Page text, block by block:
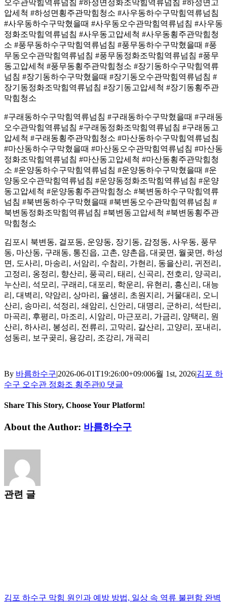
오수관막힘역류넘침 #하성면정화조막힘역류넘침 #하성면고
압세척 #하성면횡주관막힘청소 #사우동하수구막힘역류넘침
#사우동하수구막혔을때 #사우동오수관막힘역류넘침 #사우동
정화조막힘역류넘침 #사우동고압세척 #사우동횡주관막힘청
소 #풍무동하수구막힘역류넘침 #풍무동하수구막혔을때 #풍
무동오수관막힘역류넘침 #풍무동정화조막힘역류넘침 #풍무
동고압세척 #풍무동횡주관막힘청소 #장기동하수구막힘역류
넘침 #장기동하수구막혔을때 #장기동오수관막힘역류넘침 #
장기동정화조막힘역류넘침 #장기동고압세척 #장기동횡주관
막힘청소
#구래동하수구막힘역류넘침 #구래동하수구막혔을때 #구래동
오수관막힘역류넘침 #구래동정화조막힘역류넘침 #구래동고
압세척 #구래동횡주관막힘청소 #마산동하수구막힘역류넘침
#마산동하수구막혔을때 #마산동오수관막힘역류넘침 #마산동
정화조막힘역류넘침 #마산동고압세척 #마산동횡주관막힘청
소 #운양동하수구막힘역류넘침 #운양동하수구막혔을때 #운
양동오수관막힘역류넘침 #운양동정화조막힘역류넘침 #운양
동고압세척 #운양동횡주관막힘청소 #북변동하수구막힘역류
넘침 #북변동하수구막혔을때 #북변동오수관막힘역류넘침 #
북변동정화조막힘역류넘침 #북변동고압세척 #북변동횡주관
막힘청소
김포시 북변동, 걸포동, 운양동, 장기동, 감정동, 사우동, 풍무
동, 마산동, 구래동, 통진읍, 고촌, 양촌읍, 대곶면, 월곶면, 하성
면, 도사리, 마송리, 서암리, 수참리, 가현리, 동을산리, 귀전리,
고정리, 옹정리, 향산리, 풍곡리, 태리, 신곡리, 전호리, 양곡리,
누산리, 석모리, 구래리, 대포리, 학운리, 유현리, 흥신리, 대능
리, 대벽리, 약암리, 상마리, 율생리, 초원지리, 거물대리, 오니
산리, 송마리, 석정리, 쇄암리, 신안리, 대명리, 군하리, 석탄리,
마곡리, 후평리, 마조리, 시암리, 마근포리, 가금리, 양택리, 원
산리, 하사리, 봉성리, 전류리, 고막리, 갈산리, 고양리, 포내리,
성동리, 보구곶리, 용강리, 조강리, 개곡리
By 바름하수구|2026-06-01T19:26:00+09:006월 1st, 2026|김포 하
수구 오수관 정화조 횡주관|0 댓글
Share This Story, Choose Your Platform!
Facebook
Twitter
Reddit
LinkedIn
Tumblr
Pinterest
Vk
이
About the Author: 바름하수구
관련 글
김포 하수구 막힘 원인과 예방 방법, 일상 속 역류 불편함 완벽